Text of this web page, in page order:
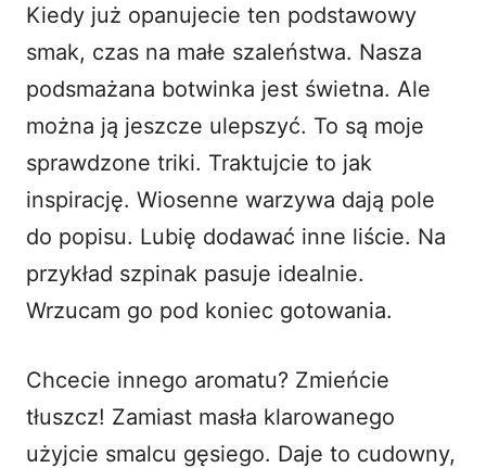
Kiedy już opanujecie ten podstawowy
smak, czas na małe szaleństwa. Nasza
podsmażana botwinka jest świetna. Ale
można ją jeszcze ulepszyć. To są moje
sprawdzone triki. Traktujcie to jak
inspirację. Wiosenne warzywa dają pole
do popisu. Lubię dodawać inne liście. Na
przykład szpinak pasuje idealnie.
Wrzucam go pod koniec gotowania.
Chcecie innego aromatu? Zmieńcie
tłuszcz! Zamiast masła klarowanego
użyjcie smalcu gęsiego. Daje to cudowny,